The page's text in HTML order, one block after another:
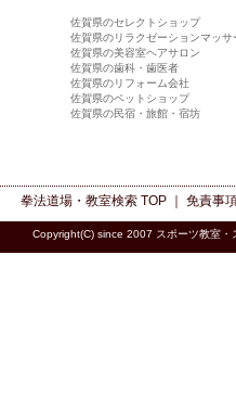
佐賀県のセレクトショップ
佐賀県のリラクゼーションマッサ
佐賀県の美容室ヘアサロン
佐賀県の歯科・歯医者
佐賀県のリフォーム会社
佐賀県のペットショップ
佐賀県の民宿・旅館・宿坊
拳法道場・教室検索TOP ｜ 免責事
Copyright(C) since 2007 スポーツ教室・